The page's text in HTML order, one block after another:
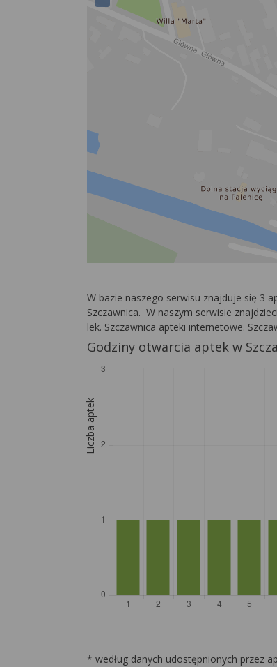
W bazie naszego serwisu znajduje się 3
Szczawnica. W naszym serwisie
lek. Szczawnica apteki internetowe.
Godziny otwarcia aptek w
Liczba aptek
* według danych udostępnionych przez